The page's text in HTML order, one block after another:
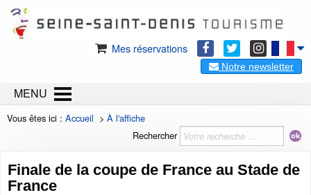
Mes réservations
Notre newsletter
MENU
Vous êtes ici : Accueil > À l'affiche
Rechercher
Finale de la coupe de France au Stade de
France